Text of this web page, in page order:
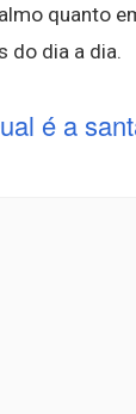
quanto
do dia a dia.
é a